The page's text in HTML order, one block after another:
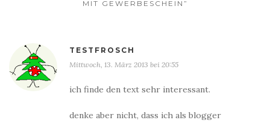
MIT GEWERBESCHEIN”
TESTFROSCH
Mittwoch, 13. März 2013 bei 20:55
ich finde den text sehr interessant.
denke aber nicht, dass ich als blogger